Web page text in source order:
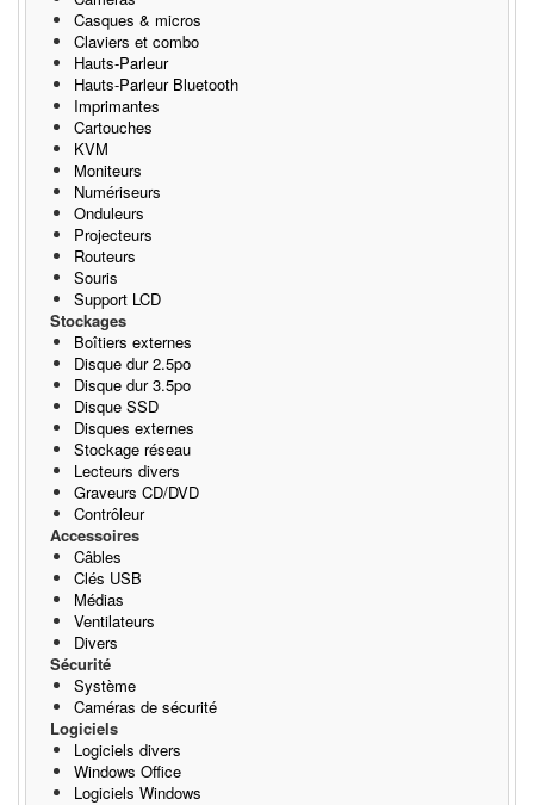
Casques & micros
Claviers et combo
Hauts-Parleur
Hauts-Parleur Bluetooth
Imprimantes
Cartouches
KVM
Moniteurs
Numériseurs
Onduleurs
Projecteurs
Routeurs
Souris
Support LCD
Stockages
Boîtiers externes
Disque dur 2.5po
Disque dur 3.5po
Disque SSD
Disques externes
Stockage réseau
Lecteurs divers
Graveurs CD/DVD
Contrôleur
Accessoires
Câbles
Clés USB
Médias
Ventilateurs
Divers
Sécurité
Système
Caméras de sécurité
Logiciels
Logiciels divers
Windows Office
Logiciels Windows